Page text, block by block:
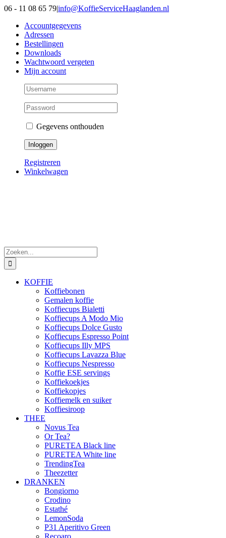
Ga
inhoud
06 - 11 08 65 79|info@KoffieServiceHaaglanden.nl
Accountgegevens
Adressen
Bestellingen
Downloads
Wachtwoord vergeten
Mijn account
Gegevens onthouden
Registreren
Winkelwagen
Zoeken
naar:
KOFFIE
Koffiebonen
Gemalen koffie
Koffiecups Bialetti
Koffiecups A Modo Mio
Koffiecups Dolce Gusto
Koffiecups Espresso Point
Koffiecups Illy MPS
Koffiecups Lavazza Blue
Koffiecups Nespresso
Koffie ESE servings
Koffiekoekjes
Koffiekopjes
Koffiemelk en suiker
Koffiesiroop
THEE
Novus Tea
Or Tea?
PURETEA Black line
PURETEA White line
TrendingTea
Theezetter
DRANKEN
Bongiorno
Crodino
Estathé
LemonSoda
P31 Aperitivo Green
Recoaro